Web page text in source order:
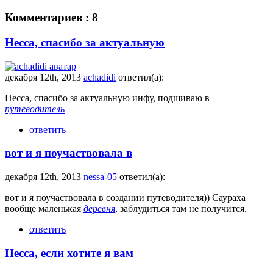
Комментариев : 8
Несса, спасибо за актуальную
декабря 12th, 2013 achadidi ответил(а):
Несса, спасибо за актуальную инфу, подшиваю в
путеводитель
ответить
вот и я поучаствовала в
декабря 12th, 2013 nessa-05 ответил(а):
вот и я поучаствовала в создании путеводителя)) Саураха
вообще маленькая деревня, заблудиться там не получится.
ответить
Несса, если хотите я вам